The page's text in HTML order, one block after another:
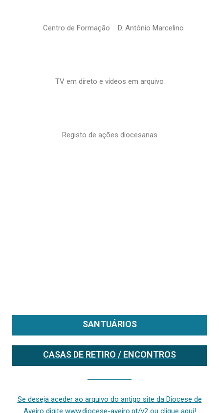
Centro de Formação D. António Marcelino
TV em direto e vídeos em arquivo
Registo de ações diocesanas
SANTUÁRIOS
CASAS DE RETIRO / ENCONTROS
Se deseja aceder ao arquivo do antigo site da Diocese de
Aveiro digite www.diocese-aveiro.pt/v2 ou clique aqui!